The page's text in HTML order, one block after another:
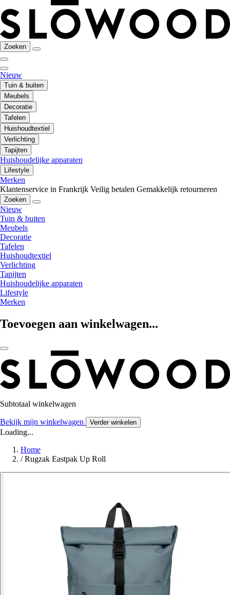
Zoeken
Nieuw
Tuin & buiten
Meubels
Decoratie
Tafelen
Huishoudtextiel
Verlichting
Tapijten
Huishoudelijke apparaten
Lifestyle
Merken
Klantenservice in Frankrijk Veilig betalen Gemakkelijk retourneren
Zoeken
Nieuw
Tuin & buiten
Meubels
Decoratie
Tafelen
Huishoudtextiel
Verlichting
Tapijten
Huishoudelijke apparaten
Lifestyle
Merken
Toevoegen aan winkelwagen...
Subtotaal winkelwagen
Bekijk mijn winkelwagen Verder winkelen
Loading...
Home
/ Rugzak Eastpak Up Roll